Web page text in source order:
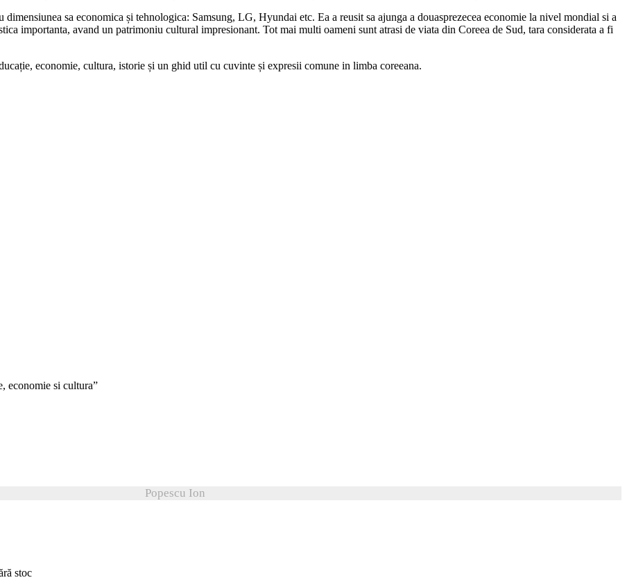
sa economica și tehnologica: Samsung, LG, Hyundai etc. Ea a reusit sa ajunga a douasprezecea economie la nivel mondial si a
importanta, avand un patrimoniu cultural impresionant. Tot mai multi oameni sunt atrasi de viata din Coreea de Sud, tara considerata a fi
economie, cultura, istorie și un ghid util cu cuvinte și expresii comune in limba coreeana.
economie si cultura”
Popescu Ion
stoc